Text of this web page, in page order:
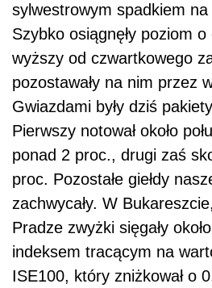
sylwestrowym spadkiem na
Szybko osiągnęły poziom o
wyższy od czwartkowego
pozostawały na nim przez
Gwiazdami były dziś
Pierwszy notował około
ponad 2 proc., drugi zaś
proc. Pozostałe giełdy
zachwycały. W
Pradze zwyżki sięgały
indeksem tracącym na
ISE100, który zniżkował o